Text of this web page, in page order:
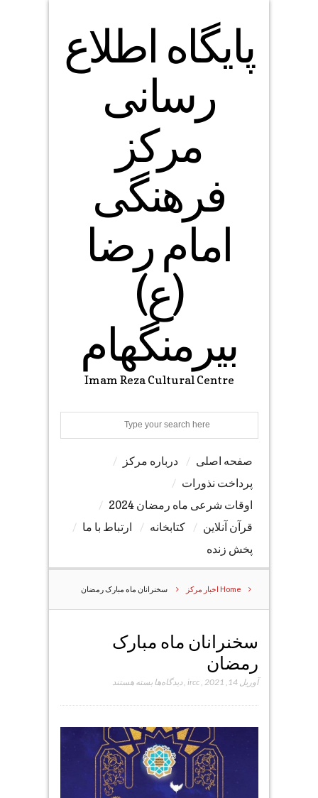
پایگاه اطلاع
رسانی
مرکز
فرهنگی
امام رضا
(ع)
بیرمنگهام
Imam Reza Cultural Centre
Search
صفحه اصلی
درباره مرکز
پرداخت نذورات
اوقات شرعی ماه رمضان 2024
قرآن آنلاین
کتابخانه
ارتباط با ما
پخش زنده
Home اخبار مرکز سخنرانان ماه مبارک رمضان
سخنرانان ماه مبارک
رمضان
آوریل 14, 2021 ,
ircc
,دیدگاه‌هابرای
مبارک
رمضان
بسته هستند